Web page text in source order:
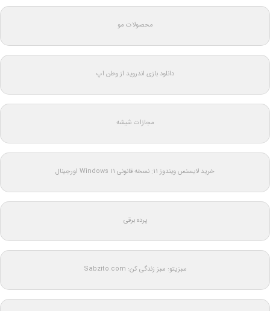
محصولات مو
دانلود بازی اندروید از وطن اپ
مجازات شیشه
خرید لایسنس ویندوز 11: نسخه قانونی Windows 11 اورجینال
پرده برقی
سبزیتو: سبز زندگی کن: Sabzito.com